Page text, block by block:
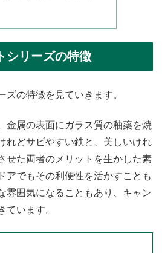
シリーズの特徴
ズの特徴を見ていきます。
金属の表面にガラス質の釉薬を焼
れどサビやすい鉄と、美しいけれ
せた両者のメリットを生かした素
アでもその利便性を活かすことも
雰囲気になることもあり、キャン
ています。